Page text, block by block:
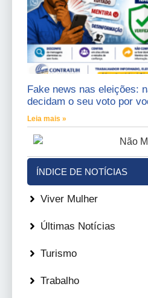
Fake news nas eleições:
decidam o seu voto por
Leia mais »
ÍNDICE DE NOTÍCIAS
Viver Mulher
Últimas Notícias
Turismo
Trabalho